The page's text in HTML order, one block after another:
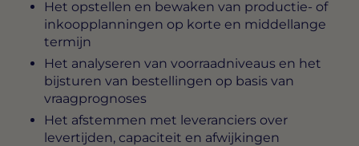
Het opstellen en bewaken van productie- of
inkoopplanningen op korte en middellange
termijn
Het analyseren van voorraadniveaus en het
bijsturen van bestellingen op basis van
vraagprognoses
Het afstemmen met leveranciers over
levertijden, capaciteit en afwijkingen